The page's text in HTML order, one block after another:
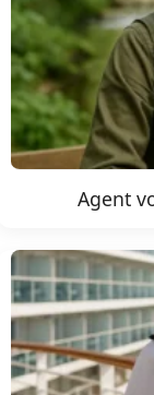
Agent